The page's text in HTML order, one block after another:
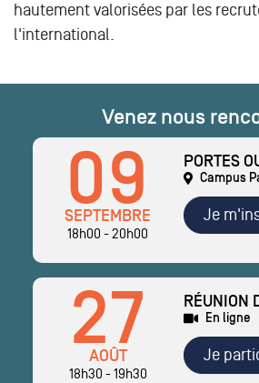
hautement valorisées par les
l'international.
Venez nous
09
SEPTEMBRE
18h00 - 20h00
PORTES
Campus
Je
27
AOÛT
18h30 - 19h30
RÉUNION
En ligne
Je